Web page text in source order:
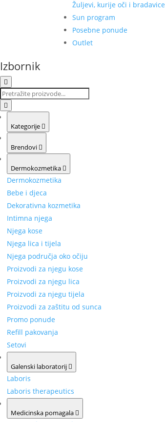
Žuljevi, kurije oči i bradavice
Sun program
Posebne ponude
Outlet
Izbornik
Kategorije
Brendovi
Dermokozmetika
Dermokozmetika
Bebe i djeca
Dekorativna kozmetika
Intimna njega
Njega kose
Njega lica i tijela
Njega područja oko očiju
Proizvodi za njegu kose
Proizvodi za njegu lica
Proizvodi za njegu tijela
Proizvodi za zaštitu od sunca
Promo ponude
Refill pakovanja
Setovi
Galenski laboratorij
Laboris
Laboris therapeutics
Medicinska pomagala